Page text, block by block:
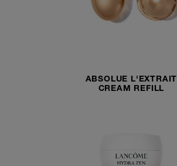
ABSOLUE L'EXTRAIT
CREAM REFILL